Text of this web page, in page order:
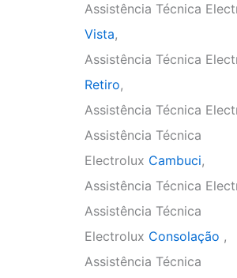
Assistência Técnica
Vista,
Assistência Técnica
Retiro,
Assistência Técnica
Assistência Técnica
Electrolux Cambuci,
Assistência Técnica
Assistência Técnica
Electrolux Consolação ,
Assistência Técnica